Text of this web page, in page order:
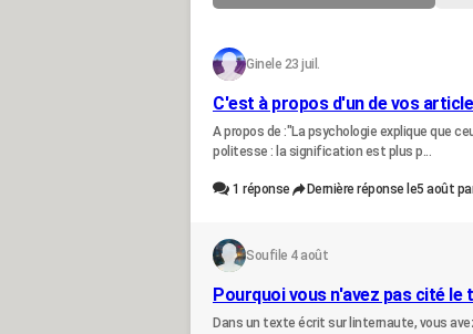
Gine le 23 juil.
C'est à propos d'un de vos
A propos de :"La psychologie explique que
politesse : la signification est plus p...
1 réponse Dernière réponse le5 août
Soufi le 4 août
Pourquoi vous n'avez pas cité le
Dans un texte écrit sur linternaute, vous